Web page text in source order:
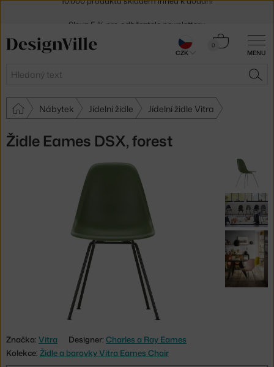
MENU
Hledat
0
Košík
Nábytek Jídelní židle Jídelní židle Vitra
Židle Eames DSX, forest
Značka: Vitra Designer: Charles a Ray Eames
Kolekce: Židle a barovky Vitra Eames Chair
30 dní na vrácení zboží
CZK